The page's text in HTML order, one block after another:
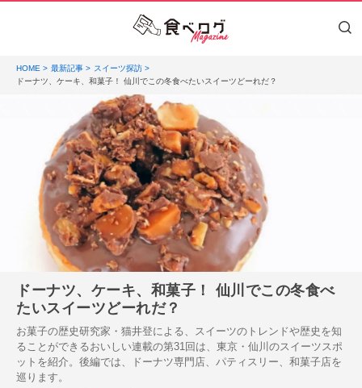
HOME 最新記事
スイーツ探訪
ドーナツ、ケーキ、和菓子！ 仙川でこの冬食べたいスイーツどーれだ？
ドーナツ、ケーキ、和菓子！ 仙川でこの冬食べ
たいスイーツどーれだ？
お菓子の歴史研究家・猫井登による、スイーツのトレンドや歴史を知
ることができるおいしい連載の第31回は、東京・仙川のスイーツスポ
ットを紹介。後編では、ドーナツ専門店、パティスリー、和菓子店を
巡ります。